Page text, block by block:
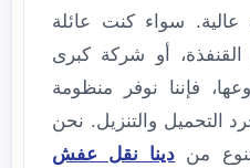
سواء كنت عائلة
أو شركة كبرى
فإننا نوفر منظومة
التحميل والتنزيل. نحن
من دينا نقل عفش